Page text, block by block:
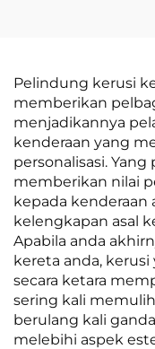
Pelindung kerusi
memberikan
menjadikannya
kenderaan yang
personalisasi.
memberikan nilai
kepada
kelengkapan asal
Apabila anda
kereta anda,
secara ketara
sering kali
berulang kali
melebihi aspek